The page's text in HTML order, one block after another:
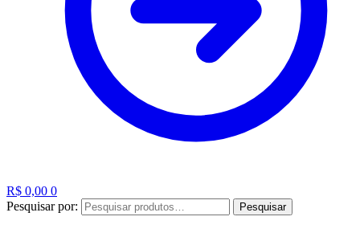
R$ 0,00 0
Pesquisar por:
Pesquisar